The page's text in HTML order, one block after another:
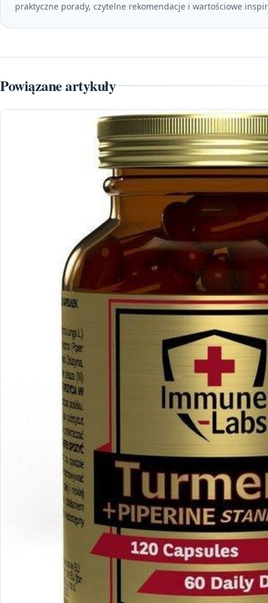
praktyczne porady, czytelne rekomendacje i wartościowe
Powiązane artykuły